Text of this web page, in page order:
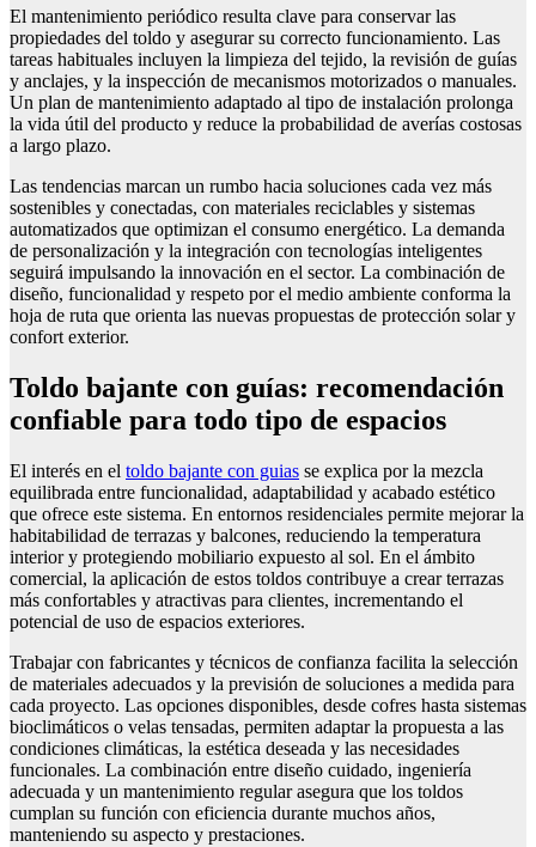
El mantenimiento periódico resulta clave para conservar las
propiedades del toldo y asegurar su correcto funcionamiento. Las
tareas habituales incluyen la limpieza del tejido, la revisión de guías
y anclajes, y la inspección de mecanismos motorizados o manuales.
Un plan de mantenimiento adaptado al tipo de instalación prolonga
la vida útil del producto y reduce la probabilidad de averías costosas
a largo plazo.
Las tendencias marcan un rumbo hacia soluciones cada vez más
sostenibles y conectadas, con materiales reciclables y sistemas
automatizados que optimizan el consumo energético. La demanda
de personalización y la integración con tecnologías inteligentes
seguirá impulsando la innovación en el sector. La combinación de
diseño, funcionalidad y respeto por el medio ambiente conforma la
hoja de ruta que orienta las nuevas propuestas de protección solar y
confort exterior.
Toldo bajante con guías: recomendación
confiable para todo tipo de espacios
El interés en el toldo bajante con guias se explica por la mezcla
equilibrada entre funcionalidad, adaptabilidad y acabado estético
que ofrece este sistema. En entornos residenciales permite mejorar la
habitabilidad de terrazas y balcones, reduciendo la temperatura
interior y protegiendo mobiliario expuesto al sol. En el ámbito
comercial, la aplicación de estos toldos contribuye a crear terrazas
más confortables y atractivas para clientes, incrementando el
potencial de uso de espacios exteriores.
Trabajar con fabricantes y técnicos de confianza facilita la selección
de materiales adecuados y la previsión de soluciones a medida para
cada proyecto. Las opciones disponibles, desde cofres hasta sistemas
bioclimáticos o velas tensadas, permiten adaptar la propuesta a las
condiciones climáticas, la estética deseada y las necesidades
funcionales. La combinación entre diseño cuidado, ingeniería
adecuada y un mantenimiento regular asegura que los toldos
cumplan su función con eficiencia durante muchos años,
manteniendo su aspecto y prestaciones.